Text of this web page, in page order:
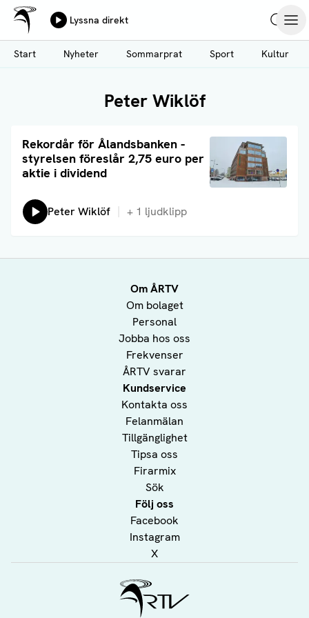
Hoppa
till
huvudinnehåll
Ålands Radio & TV
Lyssna direkt
Start
Nyheter Sommarprat Sport Kultur
Peter Wiklöf
Rekordår för Ålandsbanken -
styrelsen föreslår 2,75 euro per
aktie i dividend
Läs artikel
Lyssna på:
Peter Wiklöf + 1 ljudklipp
Om ÅRTV
Om bolaget
Personal
Jobba hos oss
Frekvenser
ÅRTV svarar
Kundservice
Kontakta oss
Felanmälan
Tillgänglighet
Tipsa oss
Firarmix
Sök
Följ oss
Facebook
Instagram
X